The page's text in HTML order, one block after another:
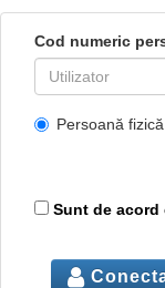
Cod numeric
Persoană fizică
Sunt de acord